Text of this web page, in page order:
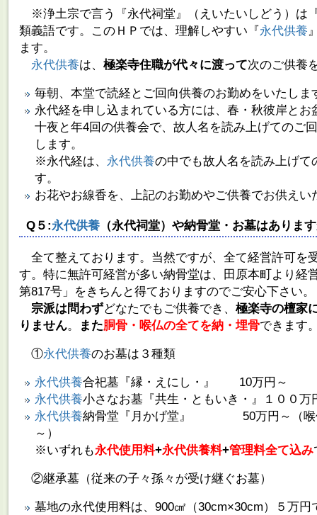
※浄土宗で言う『永代祠堂』（えいたいしどう）は
類義語です。このＨＰでは、理解しやすい『永代供養
ます。
永代供養は、 極楽寺住職が代々に渡って次のご供養
毎朝、本堂で読経とご回向供養のお勤めをいたしま
永代経を申し込まれている方には、春・秋彼岸とお
十夜と年4回の供養会で、故人名を読み上げてのご
します。
※永代経は、 永代供養の中でも故人名を読み上げて
す。
お花やお線香を、上記のお勤めやご供養でお供えい
Q５:永代供養（永代祠堂）や納骨堂・お墓はありま
全て整えております。 当然ですが、全て経営許可を
す。特に無許可経営が多い納骨堂は、田原本町より経
第817号」をきちんと得ておりますのでご安心下さい。
宗派は問わずどなたでもご供養でき、 極楽寺の檀家
りません。 また胴骨・喉仏の全てを納・埋骨できます
①永代供養のお墓は３種類
永代供養合祀墓『縁・えにし・』 10万円～
永代供養小さなお墓『共生・ともいき・』１００万
永代供養納骨堂『月かげ堂』 50万円～（喉
～）
※いずれも永代使用料+永代供養料+管理料全て込み
②継承墓（従来の子々孫々が受け継ぐお墓）
墓地の永代使用料は、900㎠（30cm×30cm）５万円